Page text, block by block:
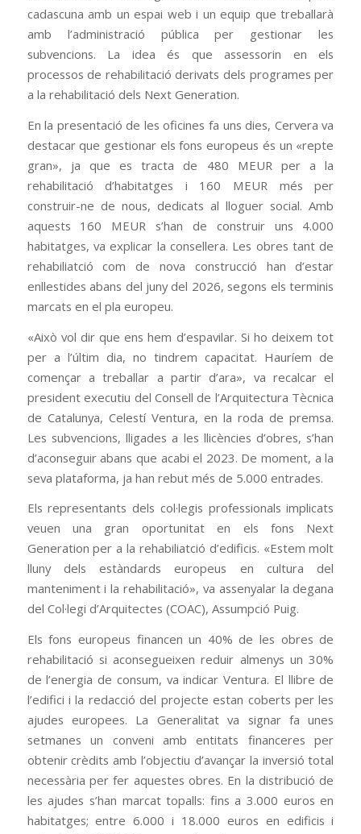
cadascuna amb un espai web i un equip que treballarà
amb l’administració pública per gestionar les
subvencions. La idea és que assessorin en els
processos de rehabilitació derivats dels programes per
a la rehabilitació dels Next Generation.
En la presentació de les oficines fa uns dies, Cervera va
destacar que gestionar els fons europeus és un «repte
gran», ja que es tracta de 480 MEUR per a la
rehabilitació d’habitatges i 160 MEUR més per
construir-ne de nous, dedicats al lloguer social. Amb
aquests 160 MEUR s’han de construir uns 4.000
habitatges, va explicar la consellera. Les obres tant de
rehabiliatció com de nova construcció han d’estar
enllestides abans del juny del 2026, segons els terminis
marcats en el pla europeu.
«Això vol dir que ens hem d’espavilar. Si ho deixem tot
per a l’últim dia, no tindrem capacitat. Hauríem de
començar a treballar a partir d’ara», va recalcar el
president executiu del Consell de l’Arquitectura Tècnica
de Catalunya, Celestí Ventura, en la roda de premsa.
Les subvencions, lligades a les llicències d’obres, s’han
d’aconseguir abans que acabi el 2023. De moment, a la
seva plataforma, ja han rebut més de 5.000 entrades.
Els representants dels col·legis professionals implicats
veuen una gran oportunitat en els fons Next
Generation per a la rehabiliatció d’edificis. «Estem molt
lluny dels estàndards europeus en cultura del
manteniment i la rehabilitació», va assenyalar la degana
del Col·legi d’Arquitectes (COAC), Assumpció Puig.
Els fons europeus financen un 40% de les obres de
rehabilitació si aconsegueixen reduir almenys un 30%
de l’energia de consum, va indicar Ventura. El llibre de
l’edifici i la redacció del projecte estan coberts per les
ajudes europees. La Generalitat va signar fa unes
setmanes un conveni amb entitats financeres per
obtenir crèdits amb l’objectiu d’avançar la inversió total
necessària per fer aquestes obres. En la distribució de
les ajudes s’han marcat topalls: fins a 3.000 euros en
habitatges; entre 6.000 i 18.000 euros en edificis i